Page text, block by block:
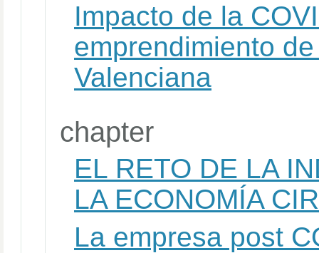
Impacto de la
emprendimiento
Valenciana
chapter
EL RETO DE LA
LA ECONOMÍA
La empresa post